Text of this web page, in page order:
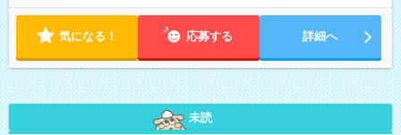
気になる！ 応募する 詳細へ
未読